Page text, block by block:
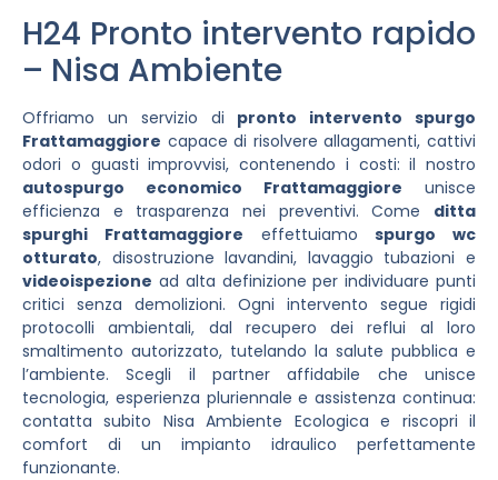
H24 Pronto intervento rapido
– Nisa Ambiente
Offriamo un servizio di pronto intervento spurgo
Frattamaggiore capace di risolvere allagamenti, cattivi
odori o guasti improvvisi, contenendo i costi: il nostro
autospurgo economico Frattamaggiore unisce
efficienza e trasparenza nei preventivi. Come ditta
spurghi Frattamaggiore effettuiamospurgo wc
otturato, disostruzione lavandini, lavaggio tubazioni e
videoispezione ad alta definizione per individuare punti
critici senza demolizioni. Ogni intervento segue rigidi
protocolli ambientali, dal recupero dei reflui al loro
smaltimento autorizzato, tutelando la salute pubblica e
l’ambiente. Scegli il partner affidabile che unisce
tecnologia, esperienza pluriennale e assistenza continua:
contatta subito Nisa Ambiente Ecologica e riscopri il
comfort di un impianto idraulico perfettamente
funzionante.